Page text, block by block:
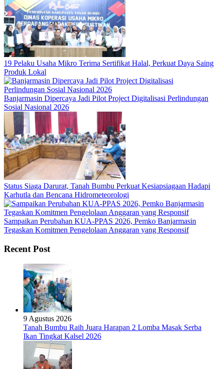
19 Pelaku Usaha Mikro Terima Sertifikat Halal, Perkuat Daya Saing
Produk Lokal
Banjarmasin Dipercaya Jadi Pilot Project Digitalisasi Perlindungan
Sosial Nasional 2026
Status Siaga Darurat, Tanah Bumbu Perkuat Kesiapsiagaan Hadapi
Karhutla dan Bencana Hidrometeorologi
Sampaikan Perubahan KUA-PPAS 2026, Pemko Banjarmasin
Tegaskan Komitmen Pengelolaan Anggaran yang Responsif
Recent Post
9 Agustus 2026
Tanah Bumbu Raih Juara Harapan 2 Lomba Masak Serba
Ikan Tingkat Kalsel 2026